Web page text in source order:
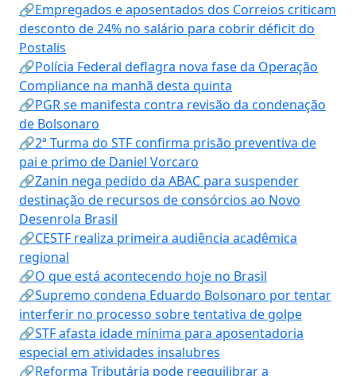
🔗Empregados e aposentados dos Correios criticam
desconto de 24% no salário para cobrir déficit do
Postalis
🔗Polícia Federal deflagra nova fase da Operação
Compliance na manhã desta quinta
🔗PGR se manifesta contra revisão da condenação
de Bolsonaro
🔗2ª Turma do STF confirma prisão preventiva de
pai e primo de Daniel Vorcaro
🔗Zanin nega pedido da ABAC para suspender
destinação de recursos de consórcios ao Novo
Desenrola Brasil
🔗CESTF realiza primeira audiência acadêmica
regional
🔗O que está acontecendo hoje no Brasil
🔗Supremo condena Eduardo Bolsonaro por tentar
interferir no processo sobre tentativa de golpe
🔗STF afasta idade mínima para aposentadoria
especial em atividades insalubres
🔗Reforma Tributária pode reequilibrar a